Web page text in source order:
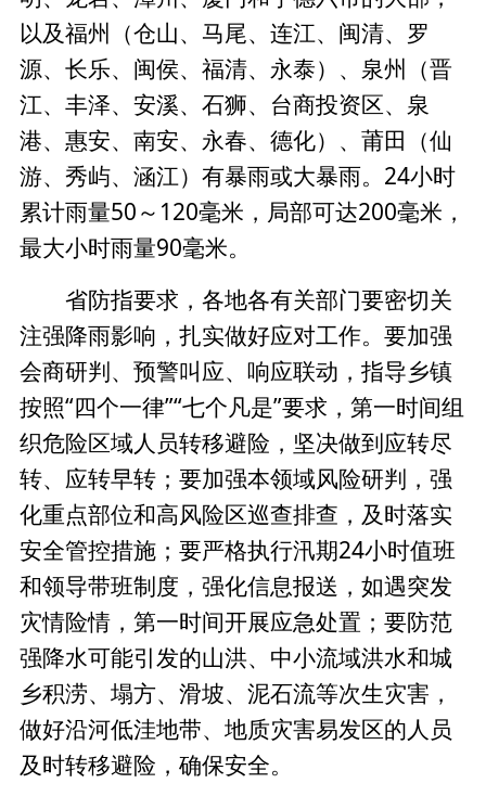
以及福州（仓山、马尾、连江、闽清、罗
源、长乐、闽侯、福清、永泰）、泉州（晋
江、丰泽、安溪、石狮、台商投资区、泉
港、惠安、南安、永春、德化）、莆田（仙
游、秀屿、涵江）有暴雨或大暴雨。24小时
累计雨量50～120毫米，局部可达200毫米，
最大小时雨量90毫米。
省防指要求，各地各有关部门要密切关
注强降雨影响，扎实做好应对工作。要加强
会商研判、预警叫应、响应联动，指导乡镇
按照“四个一律”“七个凡是”要求，第一时间组
织危险区域人员转移避险，坚决做到应转尽
转、应转早转；要加强本领域风险研判，强
化重点部位和高风险区巡查排查，及时落实
安全管控措施；要严格执行汛期24小时值班
和领导带班制度，强化信息报送，如遇突发
灾情险情，第一时间开展应急处置；要防范
强降水可能引发的山洪、中小流域洪水和城
乡积涝、塌方、滑坡、泥石流等次生灾害，
做好沿河低洼地带、地质灾害易发区的人员
及时转移避险，确保安全。